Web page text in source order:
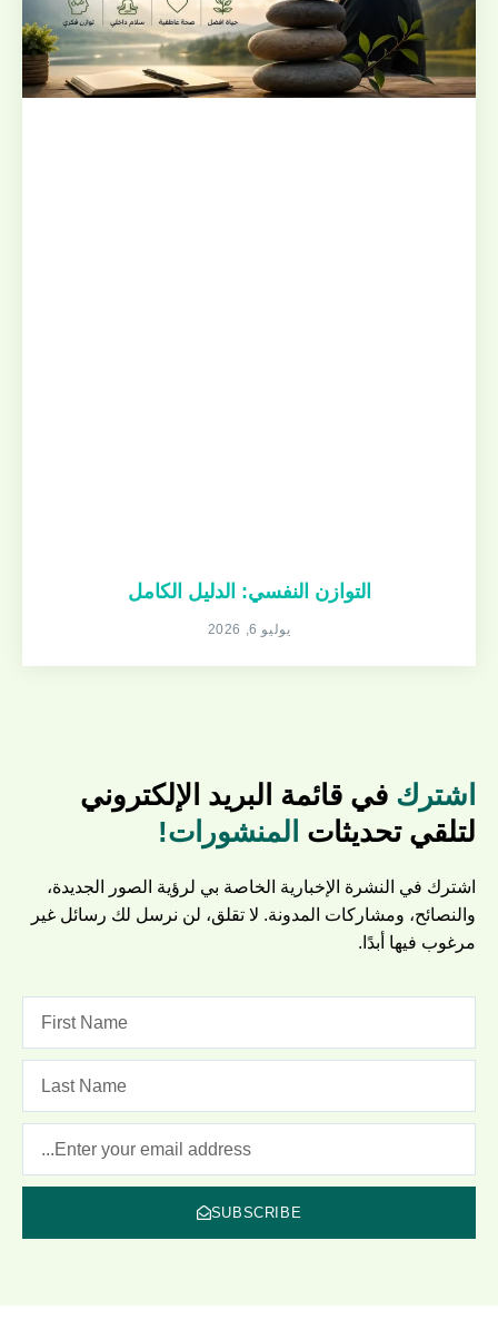
التوازن النفسي: الدليل الكامل
يوليو 6, 2026
اشترك في قائمة البريد الإلكتروني
لتلقي تحديثات المنشورات!
اشترك في النشرة الإخبارية الخاصة بي لرؤية الصور الجديدة،
والنصائح، ومشاركات المدونة. لا تقلق، لن نرسل لك رسائل غير
مرغوب فيها أبدًا.
SUBSCRIBE